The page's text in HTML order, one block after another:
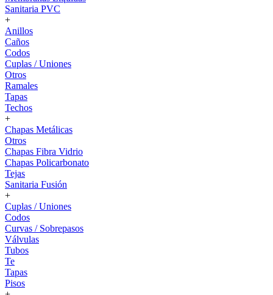
Sanitaria PVC
+
Anillos
Caños
Codos
Cuplas / Uniones
Otros
Ramales
Tapas
Techos
+
Chapas Metálicas
Otros
Chapas Fibra Vidrio
Chapas Policarbonato
Tejas
Sanitaria Fusión
+
Cuplas / Uniones
Codos
Curvas / Sobrepasos
Válvulas
Tubos
Te
Tapas
Pisos